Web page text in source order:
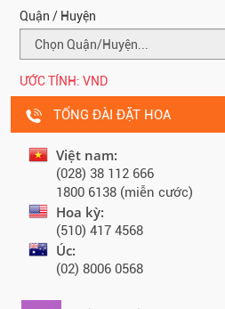
Quận / Huyện
ƯỚC TÍNH: VND
TỔNG ĐÀI ĐẶT HOA
Việt nam:
(028) 38 112 666
1800 6138 (miễn cước)
Hoa kỳ:
(510) 417 4568
Úc:
(02) 8006 0568